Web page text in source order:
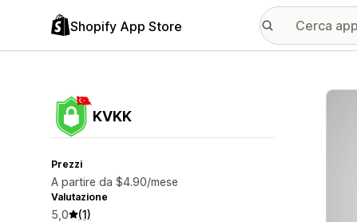
Shopify App Store
KVKK
Prezzi
A partire da $4.90/mese
Valutazione
5,0 (1)